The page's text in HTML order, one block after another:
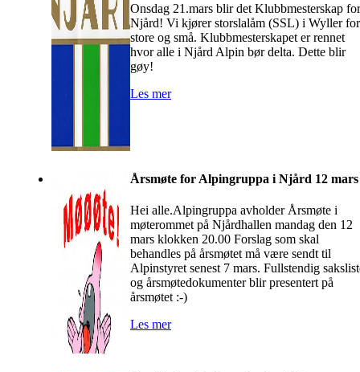
Onsdag 21.mars blir det Klubbmesterskap for
Njård! Vi kjører storslalåm (SSL) i Wyller for
store og små. Klubbmesterskapet er rennet
hvor alle i Njård Alpin bør delta. Dette blir
gøy!
Les mer
Årsmøte for Alpingruppa i Njård 12 mars
Hei alle.Alpingruppa avholder Årsmøte i
møterommet på Njårdhallen mandag den 12
mars klokken 20.00 Forslag som skal
behandles på årsmøtet må være sendt til
Alpinstyret senest 7 mars. Fullstendig
og årsmøtedokumenter blir presentert på
årsmøtet :-)
Les mer